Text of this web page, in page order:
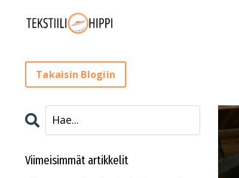
Takaisin Blogiin
Viimeisimmät artikkelit